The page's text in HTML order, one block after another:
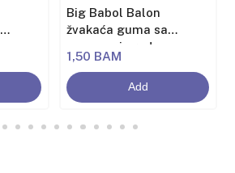
Big Babol Balon
žvakaća guma sa
aromom jagode
1,50 BAM
Add